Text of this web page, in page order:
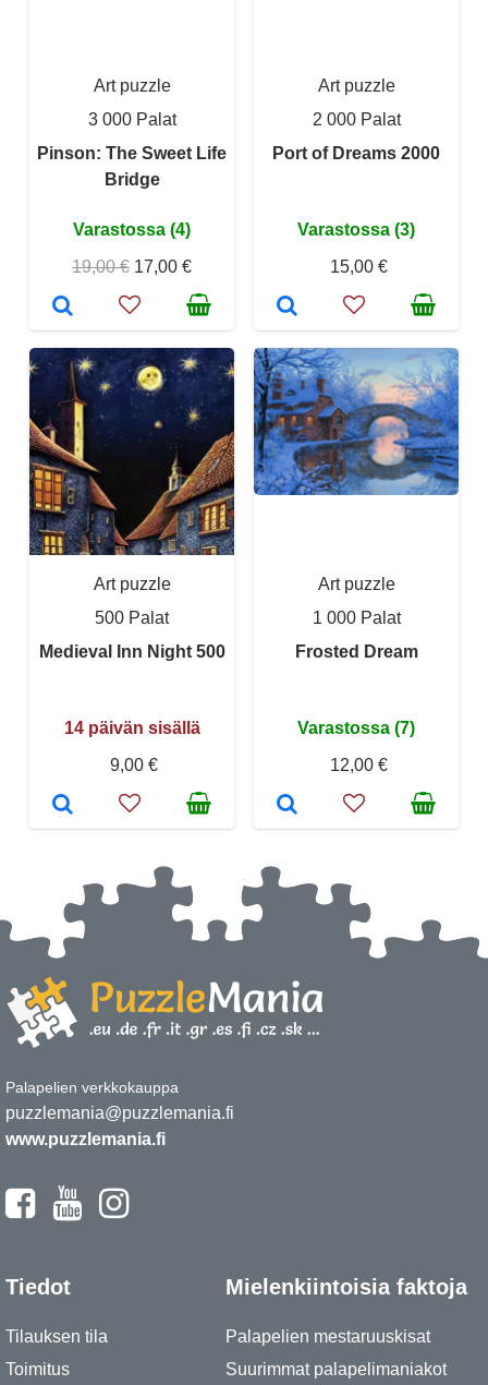
Art puzzle
3 000 Palat
Pinson: The Sweet Life
Bridge
Varastossa (4)
19,00 € 17,00 €
Art puzzle
2 000 Palat
Port of Dreams 2000
Varastossa (3)
15,00 €
Art puzzle
500 Palat
Medieval Inn Night 500
14 päivän sisällä
9,00 €
Art puzzle
1 000 Palat
Frosted Dream
Varastossa (7)
12,00 €
Palapelien verkkokauppa
puzzlemania@puzzlemania.fi
www.puzzlemania.fi
Tiedot
Tilauksen tila
Toimitus
Mielenkiintoisia faktoja
Palapelien mestaruuskisat
Suurimmat palapelimaniakot